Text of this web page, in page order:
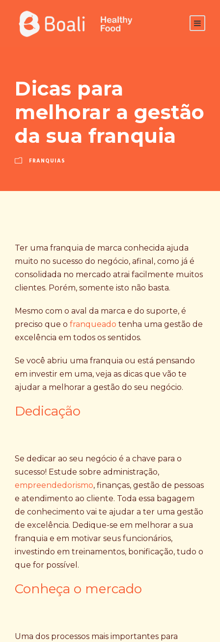
Dicas para
melhorar a gestão
da sua franquia
FRANQUIAS
Ter uma franquia de marca conhecida ajuda
muito no sucesso do negócio, afinal, como já é
consolidada no mercado atrai facilmente muitos
clientes. Porém, somente isto não basta.
Mesmo com o aval da marca e do suporte, é
preciso que o franqueado tenha uma gestão de
excelência em todos os sentidos.
Se você abriu uma franquia ou está pensando
em investir em uma, veja as dicas que vão te
ajudar a melhorar a gestão do seu negócio.
Dedicação
Se dedicar ao seu negócio é a chave para o
sucesso! Estude sobre administração,
empreendedorismo, finanças, gestão de pessoas
e atendimento ao cliente. Toda essa bagagem
de conhecimento vai te ajudar a ter uma gestão
de excelência. Dedique-se em melhorar a sua
franquia e em motivar seus funcionários,
investindo em treinamentos, bonificação, tudo o
que for possível.
Conheça o mercado
Uma dos processos mais importantes para